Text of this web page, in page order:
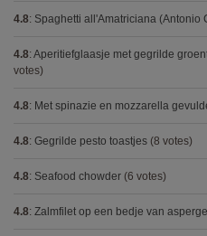
4.8: Spaghetti all'Amatriciana (Antonio
4.8: Aperitiefglaasje met gegrilde
votes)
4.8: Met spinazie en mozzarella
4.8: Gegrilde pesto toastjes (8 votes)
4.8: Seafood chowder (6 votes)
4.8: Zalmfilet op een bedje van